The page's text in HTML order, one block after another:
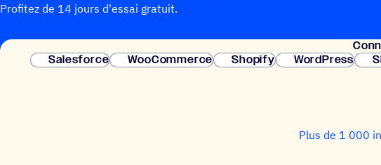
Profitez de 14 jours d'essai gratuit.
Salesforce
WooCommerce Shopify WordPress
Plus de 1 000